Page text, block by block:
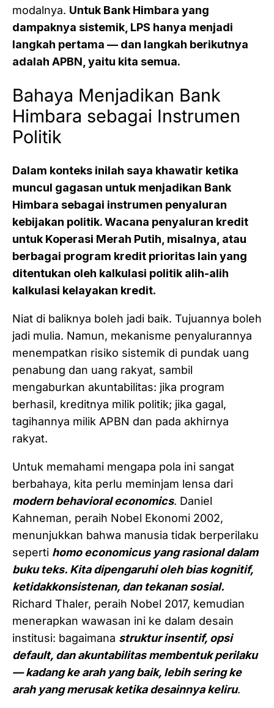
modalnya. Untuk Bank Himbara yang
dampaknya sistemik, LPS hanya menjadi
langkah pertama — dan langkah berikutnya
adalah APBN, yaitu kita semua.
Bahaya Menjadikan Bank
Himbara sebagai Instrumen
Politik
Dalam konteks inilah saya khawatir ketika
muncul gagasan untuk menjadikan Bank
Himbara sebagai instrumen penyaluran
kebijakan politik. Wacana penyaluran kredit
untuk Koperasi Merah Putih, misalnya, atau
berbagai program kredit prioritas lain yang
ditentukan oleh kalkulasi politik alih-alih
kalkulasi kelayakan kredit.
Niat di baliknya boleh jadi baik. Tujuannya boleh
jadi mulia. Namun, mekanisme penyalurannya
menempatkan risiko sistemik di pundak uang
penabung dan uang rakyat, sambil
mengaburkan akuntabilitas: jika program
berhasil, kreditnya milik politik; jika gagal,
tagihannya milik APBN dan pada akhirnya
rakyat.
Untuk memahami mengapa pola ini sangat
berbahaya, kita perlu meminjam lensa dari
modern behavioral economics. Daniel
Kahneman, peraih Nobel Ekonomi 2002,
menunjukkan bahwa manusia tidak berperilaku
seperti homo economicus yang rasional dalam
buku teks. Kita dipengaruhi oleh bias kognitif,
ketidakkonsistenan, dan tekanan sosial.
Richard Thaler, peraih Nobel 2017, kemudian
menerapkan wawasan ini ke dalam desain
institusi: bagaimana struktur insentif, opsi
default, dan akuntabilitas membentuk perilaku
— kadang ke arah yang baik, lebih sering ke
arah yang merusak ketika desainnya keliru.